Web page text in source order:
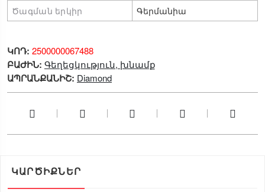
Ծագման երկիր
Գերմանիա
ԿՈԴ: 2500000067488
ԲԱԺԻՆ: Գեղեցկություն, խնամք
ԱՊՐԱՆՔԱՆԻՇ: Diamond
ԿԱՐԾԻՔՆԵՐ